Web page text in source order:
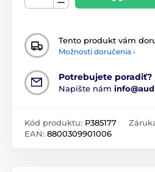
Tento produkt vám
Možnosti doručenia ›
Potrebujete poradiť?
Napíšte nám
Kód produktu: P385177
EAN: 8800309901006